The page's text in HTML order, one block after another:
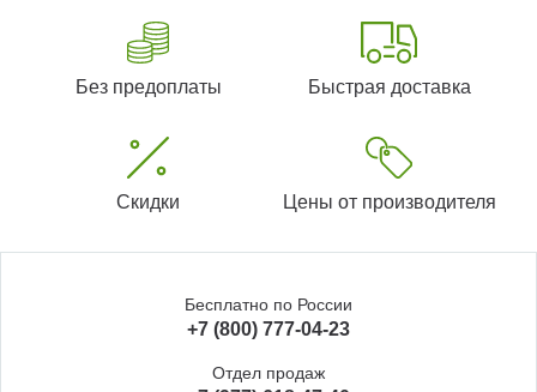
Без предоплаты Быстрая доставка
Скидки Цены от производителя
Бесплатно по России
+7 (800) 777-04-23
Отдел продаж